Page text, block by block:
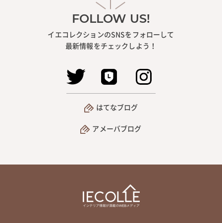
FOLLOW US!
イエコレクションのSNSをフォローして
最新情報をチェックしよう！
はてなブログ
アメーバブログ